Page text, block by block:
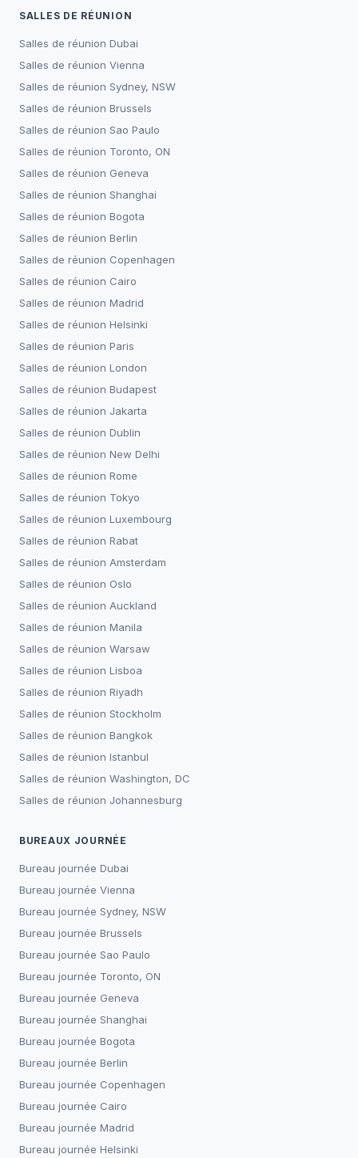
SALLES DE RÉUNION
Salles de réunion Dubai
Salles de réunion Vienna
Salles de réunion Sydney, NSW
Salles de réunion Brussels
Salles de réunion Sao Paulo
Salles de réunion Toronto, ON
Salles de réunion Geneva
Salles de réunion Shanghai
Salles de réunion Bogota
Salles de réunion Berlin
Salles de réunion Copenhagen
Salles de réunion Cairo
Salles de réunion Madrid
Salles de réunion Helsinki
Salles de réunion Paris
Salles de réunion London
Salles de réunion Budapest
Salles de réunion Jakarta
Salles de réunion Dublin
Salles de réunion New Delhi
Salles de réunion Rome
Salles de réunion Tokyo
Salles de réunion Luxembourg
Salles de réunion Rabat
Salles de réunion Amsterdam
Salles de réunion Oslo
Salles de réunion Auckland
Salles de réunion Manila
Salles de réunion Warsaw
Salles de réunion Lisboa
Salles de réunion Riyadh
Salles de réunion Stockholm
Salles de réunion Bangkok
Salles de réunion Istanbul
Salles de réunion Washington, DC
Salles de réunion Johannesburg
BUREAUX JOURNÉE
Bureau journée Dubai
Bureau journée Vienna
Bureau journée Sydney, NSW
Bureau journée Brussels
Bureau journée Sao Paulo
Bureau journée Toronto, ON
Bureau journée Geneva
Bureau journée Shanghai
Bureau journée Bogota
Bureau journée Berlin
Bureau journée Copenhagen
Bureau journée Cairo
Bureau journée Madrid
Bureau journée Helsinki